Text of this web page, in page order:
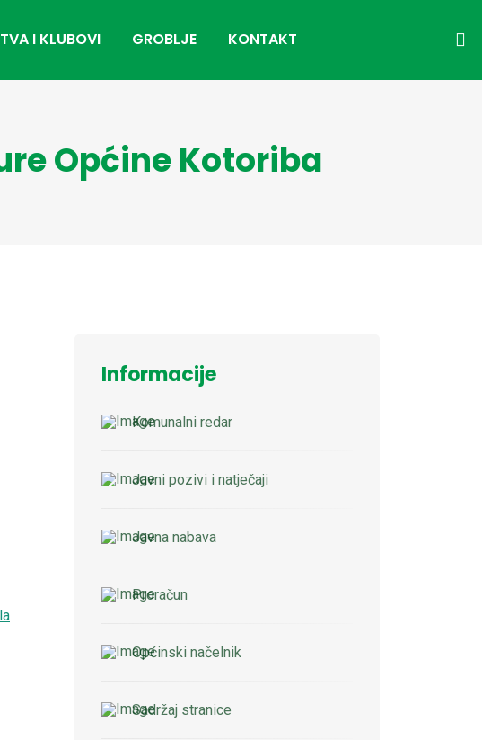
I KLUBOVI GROBLJE KONTAKT
Općine Kotoriba
Informacije
Komunalni redar
Javni pozivi i natječaji
Javna nabava
Proračun
Općinski načelnik
Sadržaj stranice